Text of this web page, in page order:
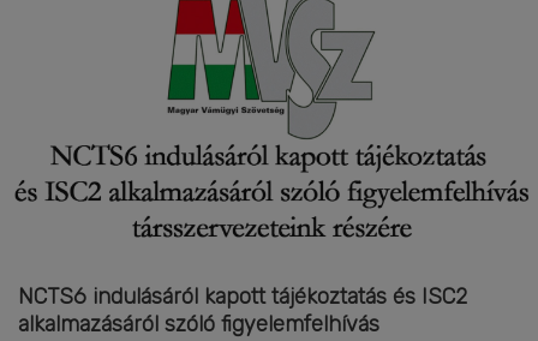
NCTS6 indulásáról kapott tájékoztatás és ISC2
alkalmazásáról szóló figyelemfelhívás